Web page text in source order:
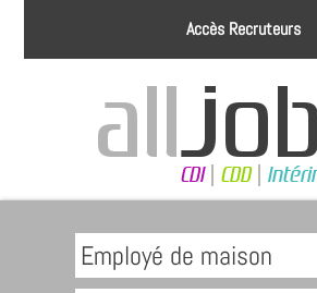
Accès Recruteurs